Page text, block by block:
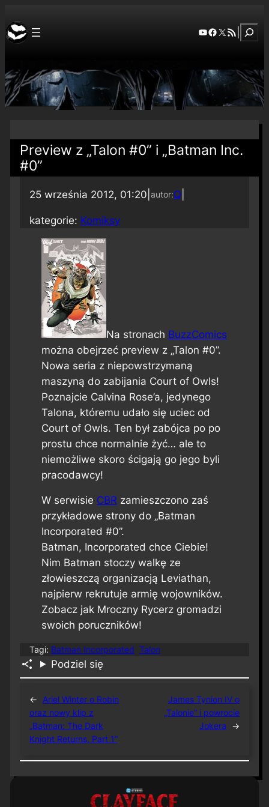
YouTube
Facebook
X RSS Feed
Preview z „Talon #0” i „Batman Inc.
#0”
25 września 2012, 01:20 autor:Q
kategorie: Komiksy
Na stronach BuzzComics
można obejrzeć preview z „Talon #0”.
Nowa seria z niepowstrzymaną
maszyną do zabijania Court of Owls!
Poznajcie Calvina Rose’a, jedynego
Talona, któremu udało się uciec od
Court of Owls. Ten był zabójca po po
prostu chce normalnie żyć… ale to
niemożliwe skoro ścigają go jego byli
pracodawcy!
W serwisie CBR zamieszczono zaś
przykładowe strony do „Batman
Incorporated #0”.
Batman, Incorporated chce Ciebie!
Nim Batman stoczy walkę ze
złowieszczą organizacją Leviathan,
najpierw rekrutuje armię wojowników.
Zobacz jak Mroczny Rycerz gromadzi
swoich poruczników!
Tagi: Batman Incorporated Talon
Podziel się
←
Ariel Winter o Robin
oraz nowy klip z
„Batman: The Dark
Knight Returns, Part 1”
James Tynion IV o
„Talonie” i powrocie
Jokera
→